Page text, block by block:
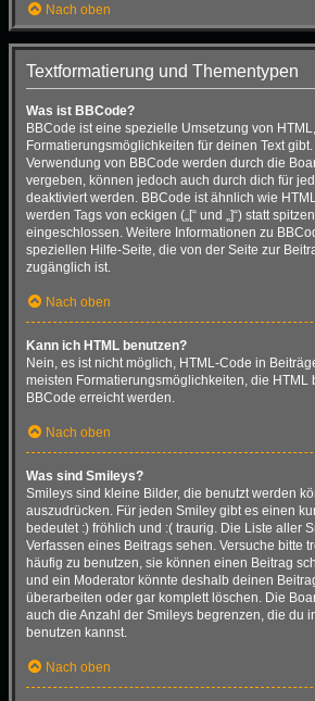
Nach oben
Textformatierung und Thementypen
Was ist BBCode?
BBCode ist eine spezielle Umsetzung von
Formatierungsmöglichkeiten für deinen Text
Verwendung von BBCode werden durch die
vergeben, können jedoch auch durch dich für
deaktiviert werden. BBCode ist ähnlich wie
werden Tags von eckigen („[“ und „]“) statt
eingeschlossen. Weitere Informationen zu
speziellen Hilfe-Seite, die von der Seite zur
zugänglich ist.
Nach oben
Kann ich HTML benutzen?
Nein, es ist nicht möglich, HTML-Code in
meisten Formatierungsmöglichkeiten, die HTML
BBCode erreicht werden.
Nach oben
Was sind Smileys?
Smileys sind kleine Bilder, die benutzt werden
auszudrücken. Für jeden Smiley gibt es einen
bedeutet :) fröhlich und :( traurig. Die Liste aller
Verfassen eines Beitrags sehen. Versuche bitte
häufig zu benutzen, sie können einen Beitrag
und ein Moderator könnte deshalb deinen
überarbeiten oder gar komplett löschen. Die
auch die Anzahl der Smileys begrenzen, die du
benutzen kannst.
Nach oben